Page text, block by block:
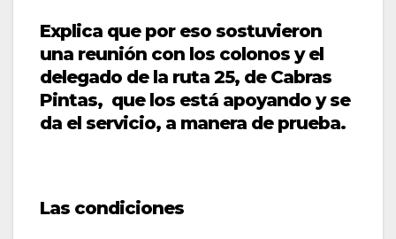
Explica que por eso sostuvieron
una reunión con los colonos y el
delegado de la ruta 25, de Cabras
Pintas, que los está apoyando y se
da el servicio, a manera de prueba.
Las condiciones